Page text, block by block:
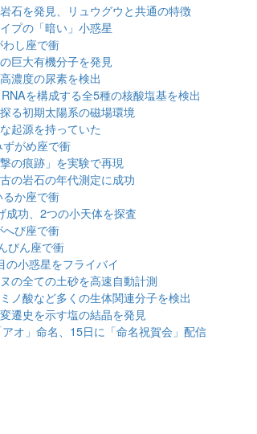
石を発見、リュウグウと共通の特徴
プの「暗い」小惑星
し座で衝
巨大有機分子を発見
濃度の尿素を検出
を構成する全5種の核酸塩基を検出
る初期太陽系の磁場環境
起源を持っていた
がめ座で衝
の痕跡」を実験で再現
の岩石の年代測定に成功
か座で衝
成功、2つの小天体を探査
び座で衝
びん座で衝
の小惑星をフライバイ
の全ての土砂を高速自動計測
ノ酸など多くの生体関連分子を検出
遷史を示す塩の結晶を発見
オ」命名、15日に「命名祝賀会」配信